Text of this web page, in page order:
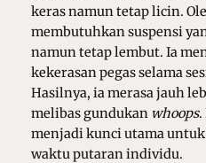
keras namun tetap licin.
membutuhkan suspensi
namun tetap lembut. Ia
kekerasan pegas selama
Hasilnya, ia merasa jauh
melibas gundukan whoops.
menjadi kunci utama
waktu putaran individu.